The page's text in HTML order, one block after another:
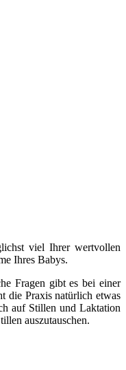
viel Ihrer wertvollen
Ihres Babys.
Fragen gibt es bei einer
die Praxis natürlich etwas
auf Stillen und Laktation
auszutauschen.